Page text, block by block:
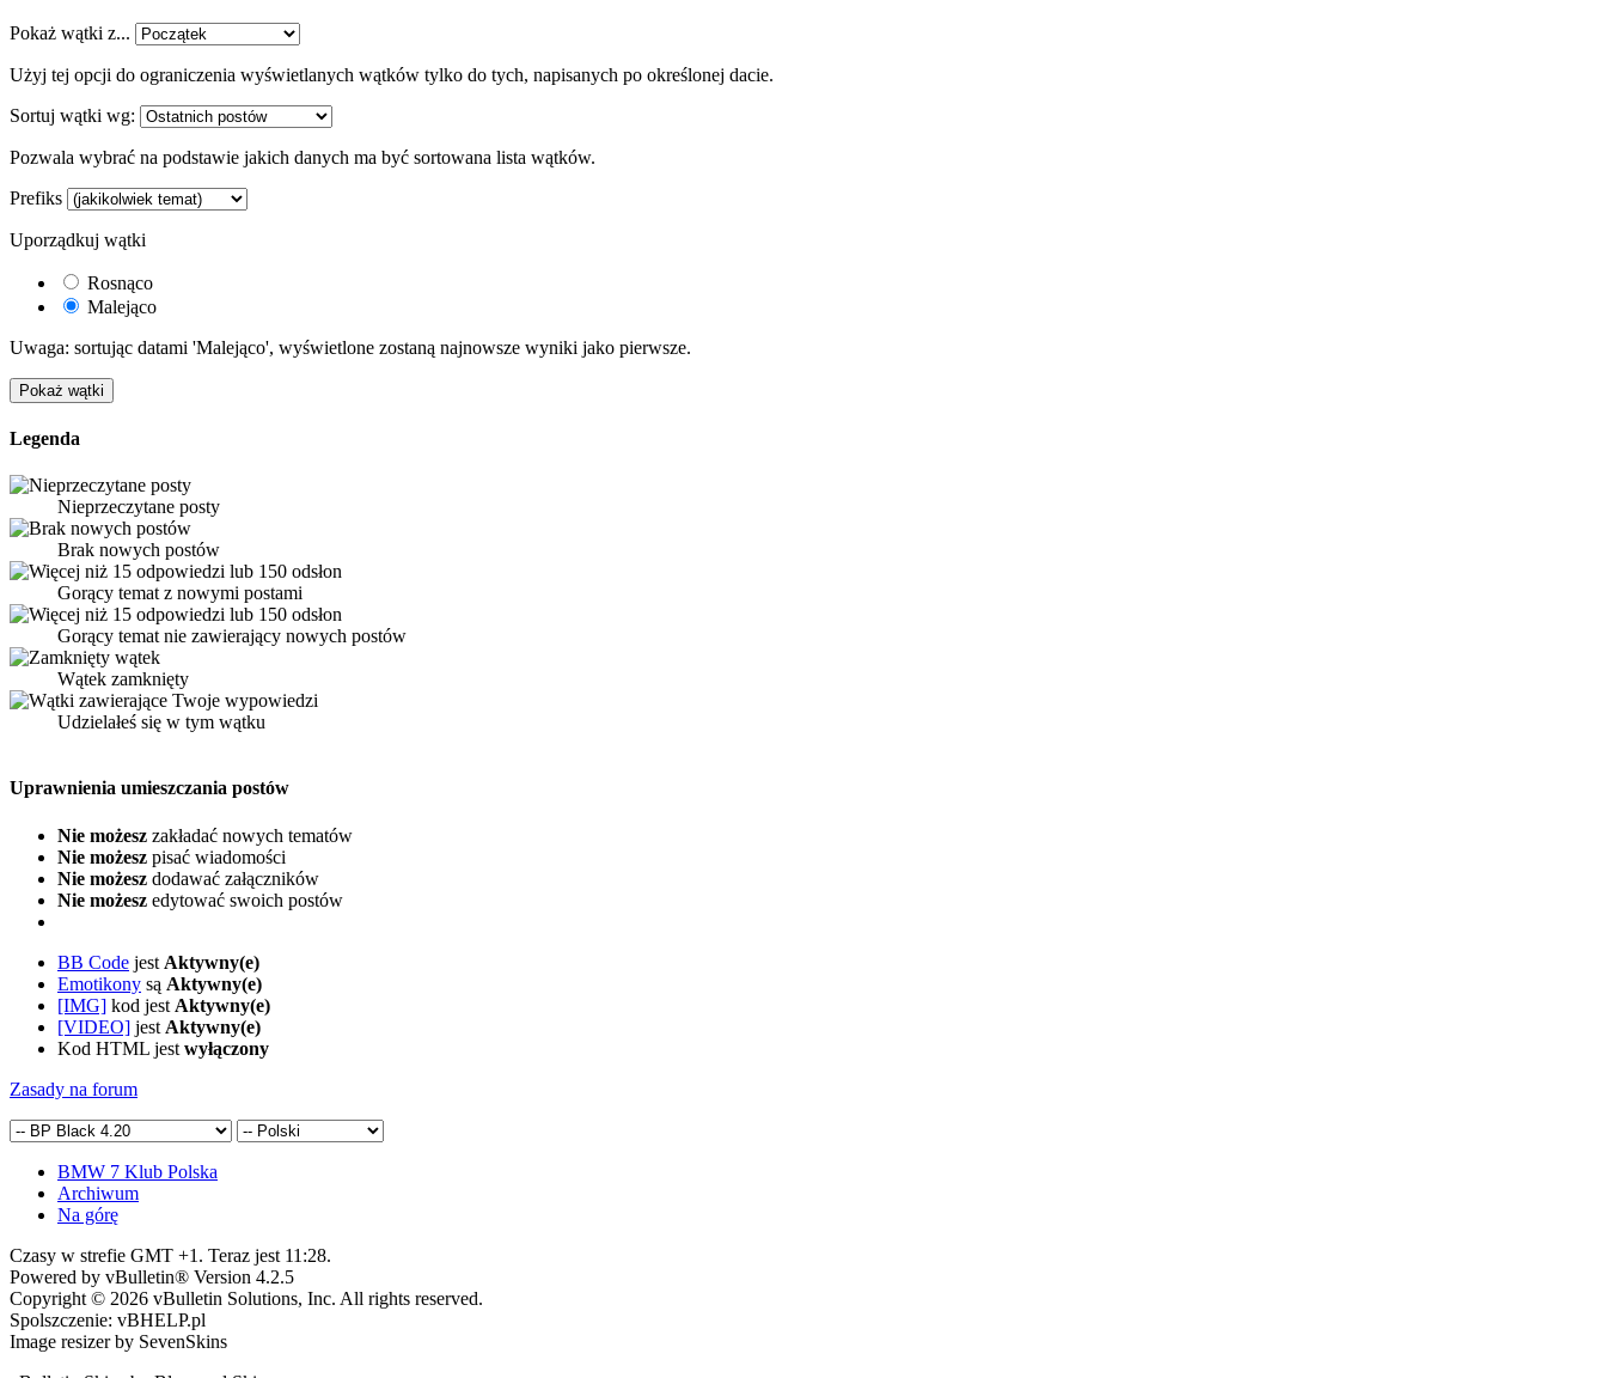
Pokaż wątki z...
Użyj tej opcji do ograniczenia wyświetlanych wątków tylko do tych, napisanych po określonej dacie.
Sortuj wątki wg:
Pozwala wybrać na podstawie jakich danych ma być sortowana lista wątków.
Prefiks
Uporządkuj wątki
Rosnąco
Malejąco
Uwaga: sortując datami 'Malejąco', wyświetlone zostaną najnowsze wyniki jako pierwsze.
Legenda
Nieprzeczytane posty
Brak nowych postów
Gorący temat z nowymi postami
Gorący temat nie zawierający nowych postów
Wątek zamknięty
Udzielałeś się w tym wątku
Uprawnienia umieszczania postów
Nie możesz zakładać nowych tematów
Nie możesz pisać wiadomości
Nie możesz dodawać załączników
Nie możesz edytować swoich postów
BB Code jest Aktywny(e)
Emotikony są Aktywny(e)
[IMG] kod jest Aktywny(e)
[VIDEO] jest Aktywny(e)
Kod HTML jest wyłączony
Zasady na forum
BMW 7 Klub Polska
Archiwum
Na górę
Czasy w strefie GMT +1. Teraz jest 11:28.
Powered by vBulletin® Version 4.2.5
Copyright © 2026 vBulletin Solutions, Inc. All rights reserved.
Spolszczenie: vBHELP.pl
Image resizer by SevenSkins